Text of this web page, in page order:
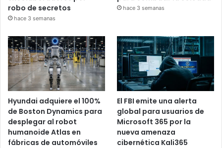
robo de secretos
hace 3 semanas
hace 3 semanas
Hyundai adquiere el 100%
de Boston Dynamics para
desplegar al robot
humanoide Atlas en
fábricas de automóviles
El FBI emite una alerta
global para usuarios de
Microsoft 365 por la
nueva amenaza
cibernética Kali365